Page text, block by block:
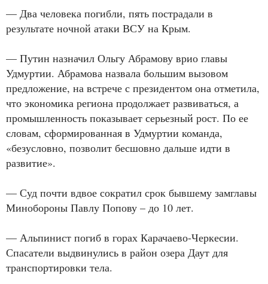
— Два человека погибли, пять пострадали в
результате ночной атаки ВСУ на Крым.
— Путин назначил Ольгу Абрамову врио главы
Удмуртии. Абрамова назвала большим вызовом
предложение, на встрече с президентом она отметила,
что экономика региона продолжает развиваться, а
промышленность показывает серьезный рост. По ее
словам, сформированная в Удмуртии команда,
«безусловно, позволит бесшовно дальше идти в
развитие».
— Суд почти вдвое сократил срок бывшему замглавы
Минобороны Павлу Попову – до 10 лет.
— Альпинист погиб в горах Карачаево-Черкесии.
Спасатели выдвинулись в район озера Даут для
транспортировки тела.